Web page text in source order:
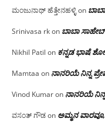
ಮಂಜುನಾಥ್ ಹೆತ್ತೇನಹಳ್ಳಿon
Srinivasa rkon ಬಾಬಾ
Nikhil Patil on ಕನ್ನಡ ಭಾಷೆ
Mamtaa on ನಾನರಿಯೆ ನಿನ್ನ
Vinod Kumaron ನಾನರಿಯೆ
ವಸಂತ್ ಗೌಡon ಅಮ್ಮನ